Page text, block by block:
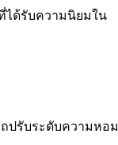
ได้รับความนิยมใน
ถปรับระดับความหอม